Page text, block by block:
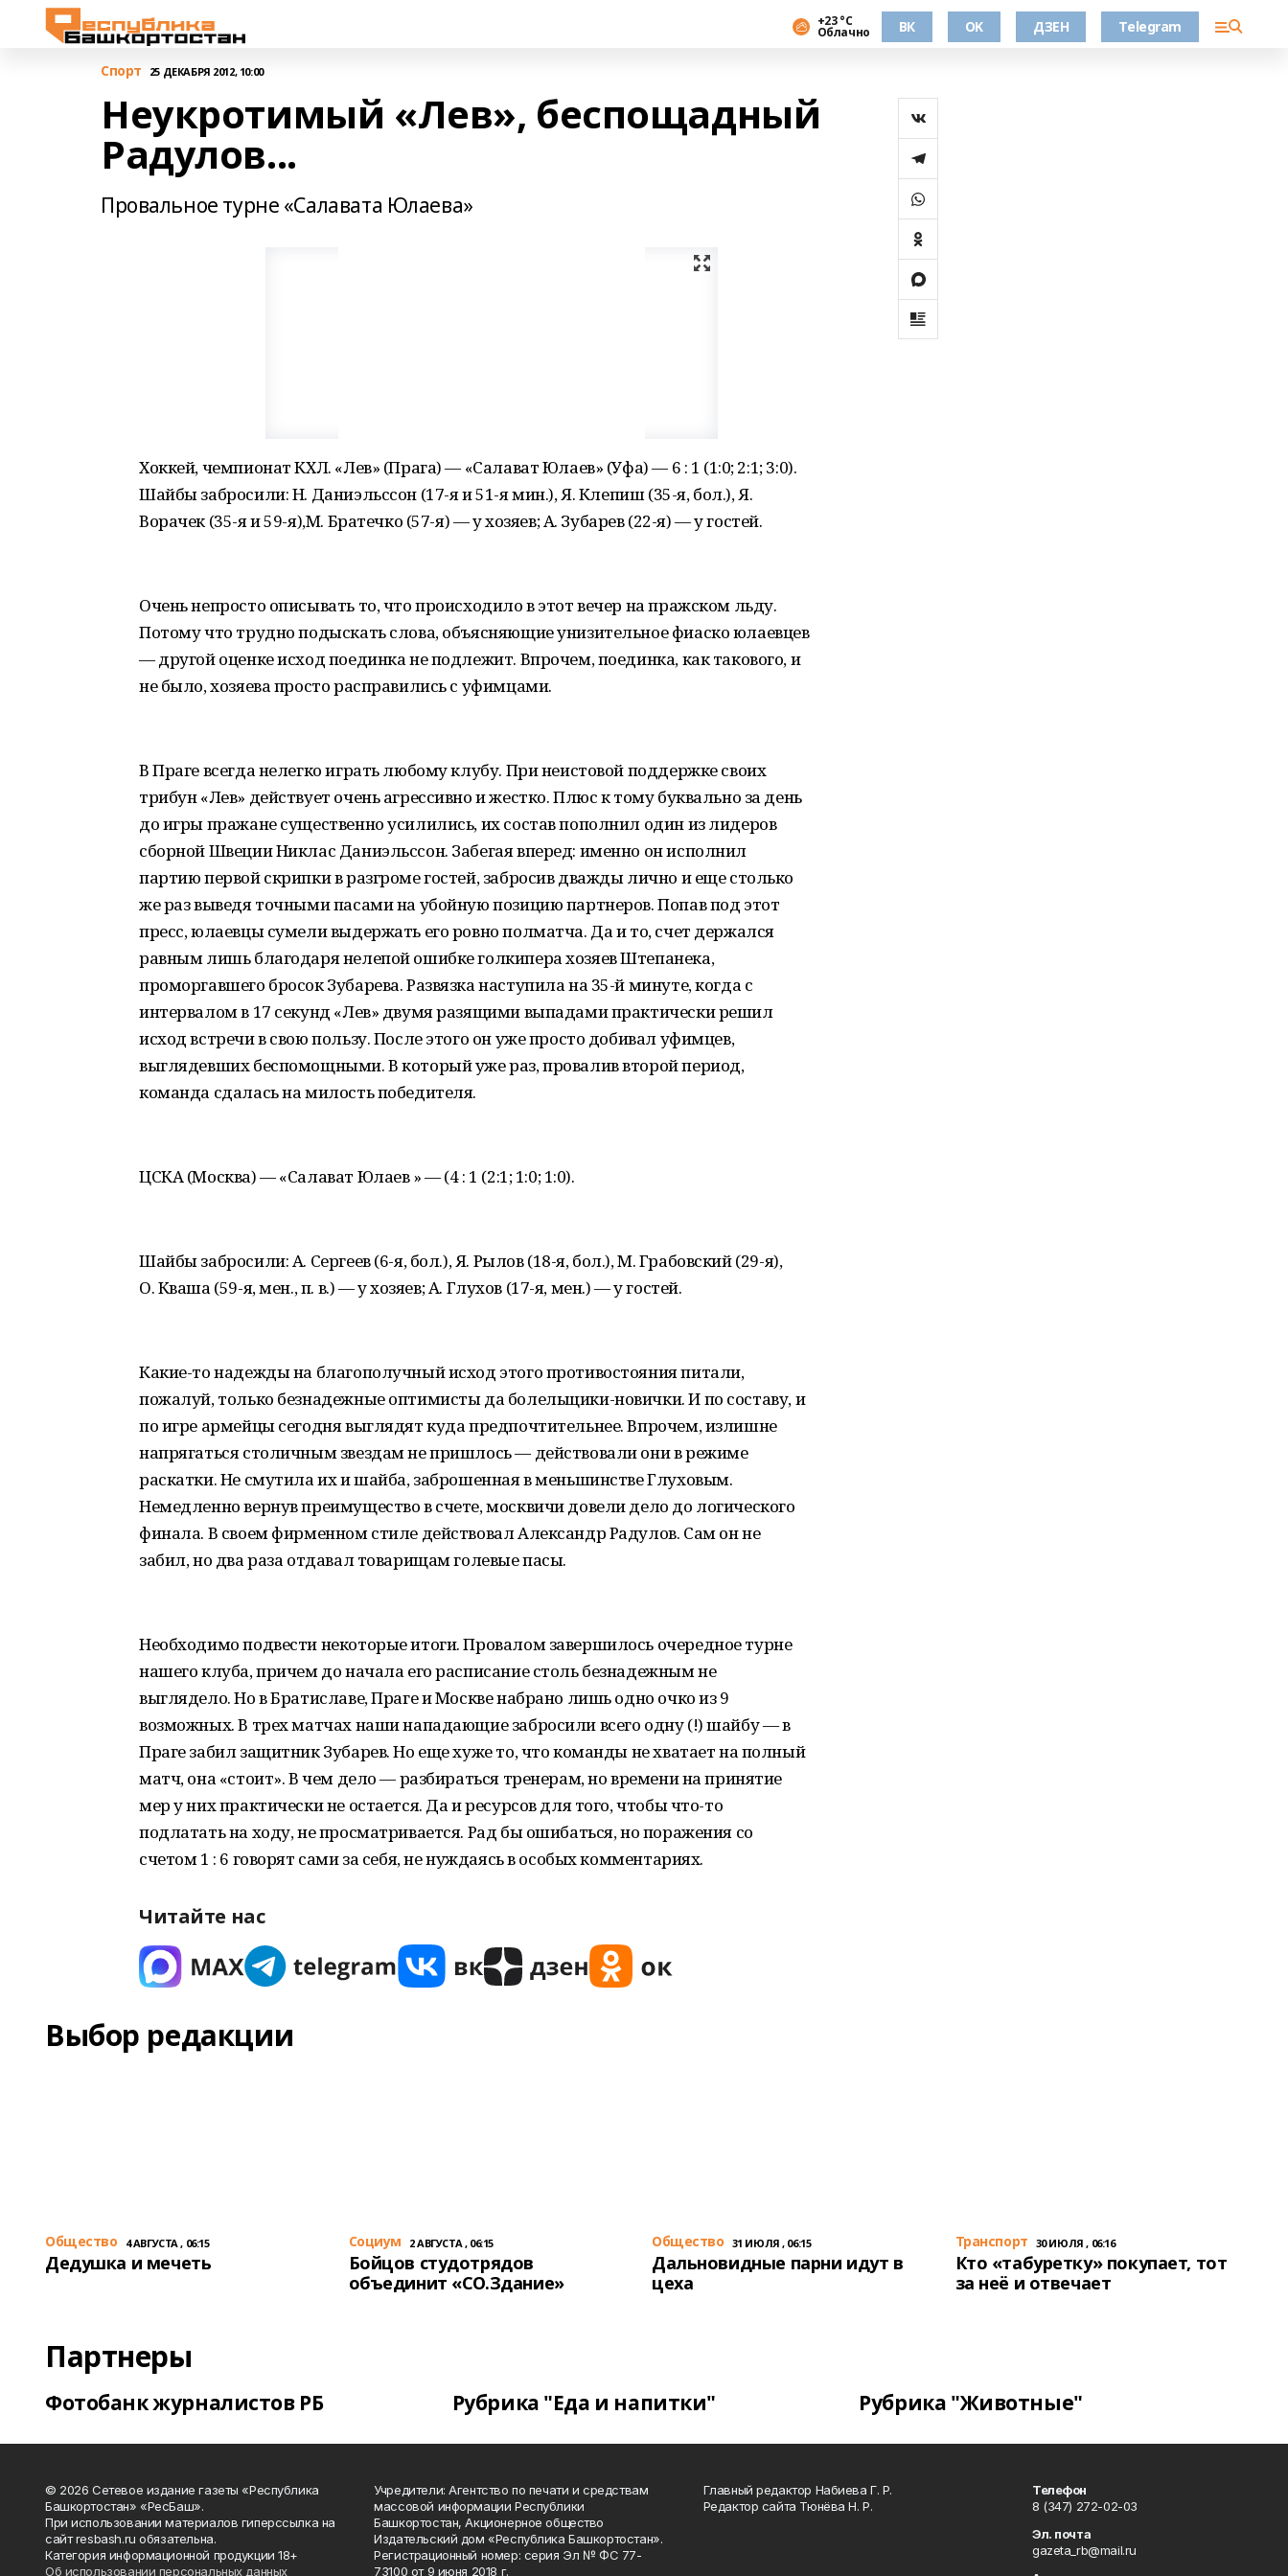
+23 °С
Облачно ВК OK ДЗЕН Telegram
Спорт 25 ДЕКАБРЯ 2012, 10:00
Неукротимый «Лев», беспощадный
Радулов...
Провальное турне «Салавата Юлаева»
Хоккей, чемпионат КХЛ. «Лев» (Прага) — «Салават Юлаев» (Уфа) — 6 : 1 (1:0; 2:1; 3:0).
Шайбы забросили: Н. Даниэльссон (17-я и 51-я мин.), Я. Клепиш (35-я, бол.), Я.
Ворачек (35-я и 59-я),М. Братечко (57-я) — у хозяев; А. Зубарев (22-я) — у гостей.
Очень непросто описывать то, что происходило в этот вечер на пражском льду.
Потому что трудно подыскать слова, объясняющие унизительное фиаско юлаевцев
— другой оценке исход поединка не подлежит. Впрочем, поединка, как такового, и
не было, хозяева просто расправились с уфимцами.
В Праге всегда нелегко играть любому клубу. При неистовой поддержке своих
трибун «Лев» действует очень агрессивно и жестко. Плюс к тому буквально за день
до игры пражане существенно усилились, их состав пополнил один из лидеров
сборной Швеции Никлас Даниэльссон. Забегая вперед: именно он исполнил
партию первой скрипки в разгроме гостей, забросив дважды лично и еще столько
же раз выведя точными пасами на убойную позицию партнеров. Попав под этот
пресс, юлаевцы сумели выдержать его ровно полматча. Да и то, счет держался
равным лишь благодаря нелепой ошибке голкипера хозяев Штепанека,
проморгавшего бросок Зубарева. Развязка наступила на 35-й минуте, когда с
интервалом в 17 секунд «Лев» двумя разящими выпадами практически решил
исход встречи в свою пользу. После этого он уже просто добивал уфимцев,
выглядевших беспомощными. В который уже раз, провалив второй период,
команда сдалась на милость победителя.
ЦСКА (Москва) — «Салават Юлаев » — (4 : 1 (2:1; 1:0; 1:0).
Шайбы забросили: А. Сергеев (6-я, бол.), Я. Рылов (18-я, бол.), М. Грабовский (29-я),
О. Кваша (59-я, мен., п. в.) — у хозяев; А. Глухов (17-я, мен.) — у гостей.
Какие-то надежды на благополучный исход этого противостояния питали,
пожалуй, только безнадежные оптимисты да болельщики-новички. И по составу, и
по игре армейцы сегодня выглядят куда предпочтительнее. Впрочем, излишне
напрягаться столичным звездам не пришлось — действовали они в режиме
раскатки. Не смутила их и шайба, заброшенная в меньшинстве Глуховым.
Немедленно вернув преимущество в счете, москвичи довели дело до логического
финала. В своем фирменном стиле действовал Александр Радулов. Сам он не
забил, но два раза отдавал товарищам голевые пасы.
Необходимо подвести некоторые итоги. Провалом завершилось очередное турне
нашего клуба, причем до начала его расписание столь безнадежным не
выглядело. Но в Братиславе, Праге и Москве набрано лишь одно очко из 9
возможных. В трех матчах наши нападающие забросили всего одну (!) шайбу — в
Праге забил защитник Зубарев. Но еще хуже то, что команды не хватает на полный
матч, она «стоит». В чем дело — разбираться тренерам, но времени на принятие
мер у них практически не остается. Да и ресурсов для того, чтобы что-то
подлатать на ходу, не просматривается. Рад бы ошибаться, но поражения со
счетом 1 : 6 говорят сами за себя, не нуждаясь в особых комментариях.
Читайте нас
Выбор редакции
Общество 4 АВГУСТА , 06:15
Дедушка и мечеть
Cоциум 2 АВГУСТА , 06:15
Бойцов студотрядов
объединит «СО.Здание»
Общество 31 ИЮЛЯ , 06:15
Дальновидные парни идут в
цеха
Транспорт 30 ИЮЛЯ , 06:16
Кто «табуретку» покупает, тот
за неё и отвечает
Партнеры
Фотобанк журналистов РБ Рубрика "Еда и напитки" Рубрика "Животные"
© 2026 Сетевое издание газеты «Республика
Башкортостан» «РесБаш».
При использовании материалов гиперссылка на
сайт resbash.ru обязательна.
Категория информационной продукции 18+
Об использовании персональных данных
Учредители: Агентство по печати и средствам
массовой информации Республики
Башкортостан, Акционерное общество
Издательский дом «Республика Башкортостан».
Регистрационный номер: серия Эл № ФС 77-
73100 от 9 июня 2018 г.
Главный редактор Набиева Г. Р.
Редактор сайта Тюнёва Н. Р.
Телефон
8 (347) 272-02-03
Эл. почта
gazeta_rb@mail.ru